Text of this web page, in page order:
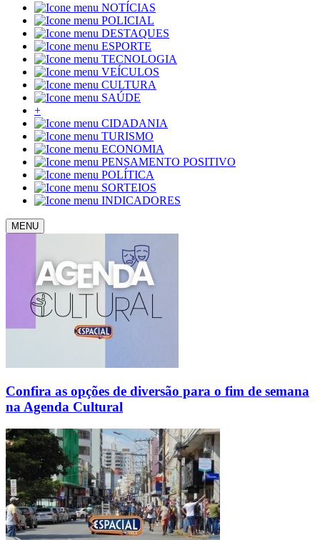
NOTÍCIAS
POLICIAL
DESTAQUES
ESPORTE
TECNOLOGIA
VEÍCULOS
CULTURA
SAÚDE
+
CIDADANIA
TURISMO
ECONOMIA
PENSAMENTO POSITIVO
POLÍTICA
SORTEIOS
INDICADORES
MENU
Confira as opções de diversão para o fim de semana
na Agenda Cultural